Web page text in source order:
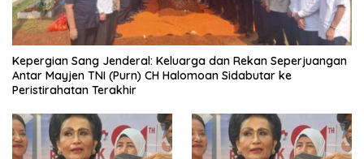
Kepergian Sang Jenderal: Keluarga dan Rekan Seperjuangan
Antar Mayjen TNI (Purn) CH Halomoan Sidabutar ke
Peristirahatan Terakhir